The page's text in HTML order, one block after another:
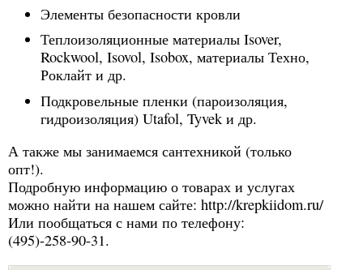
Элементы безопасности кровли
Теплоизоляционные материалы Isover,
Rockwool, Isovol, Isobox, материалы Техно,
Роклайт и др.
Подкровельные пленки (пароизоляция,
гидроизоляция) Utafol, Tyvek и др.
А также мы занимаемся сантехникой (только
опт!).
Подробную информацию о товарах и услугах
можно найти на нашем сайте: http://krepkiidom.ru/
Или пообщаться с нами по телефону:
(495)-258-90-31.